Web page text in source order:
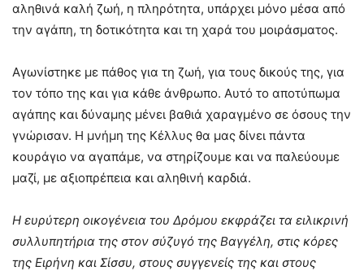
αληθινά καλή ζωή, η πληρότητα, υπάρχει μόνο μέσα από
την αγάπη, τη δοτικότητα και τη χαρά του μοιράσματος.
Αγωνίστηκε με πάθος για τη ζωή, για τους δικούς της, για
τον τόπο της και για κάθε άνθρωπο. Αυτό το αποτύπωμα
αγάπης και δύναμης μένει βαθιά χαραγμένο σε όσους την
γνώρισαν. Η μνήμη της Κέλλυς θα μας δίνει πάντα
κουράγιο να αγαπάμε, να στηρίζουμε και να παλεύουμε
μαζί, με αξιοπρέπεια και αληθινή καρδιά.
Η ευρύτερη οικογένεια του Δρόμου εκφράζει τα ειλικρινή
συλλυπητήρια της στον σύζυγό της Βαγγέλη, στις κόρες
της Ειρήνη και Σίσσυ, στους συγγενείς της και στους